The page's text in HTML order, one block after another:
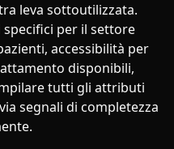
leva sottoutilizzata.
per il settore
accessibilità per
disponibili,
tutti gli attributi
segnali di completezza